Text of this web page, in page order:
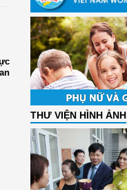
THƯ VIỆN HÌNH ẢNH